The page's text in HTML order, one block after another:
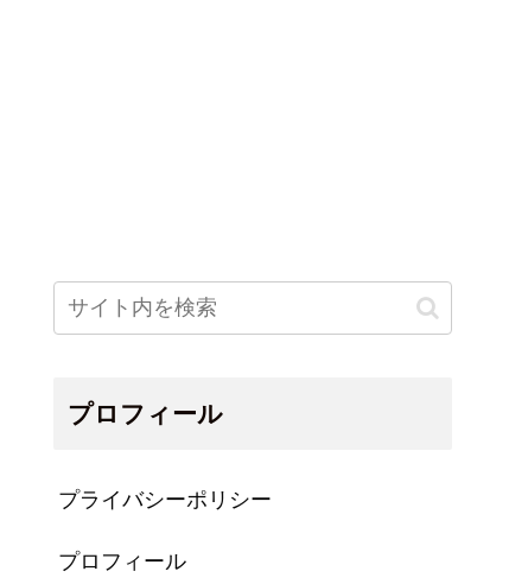
プロフィール
プライバシーポリシー
プロフィール